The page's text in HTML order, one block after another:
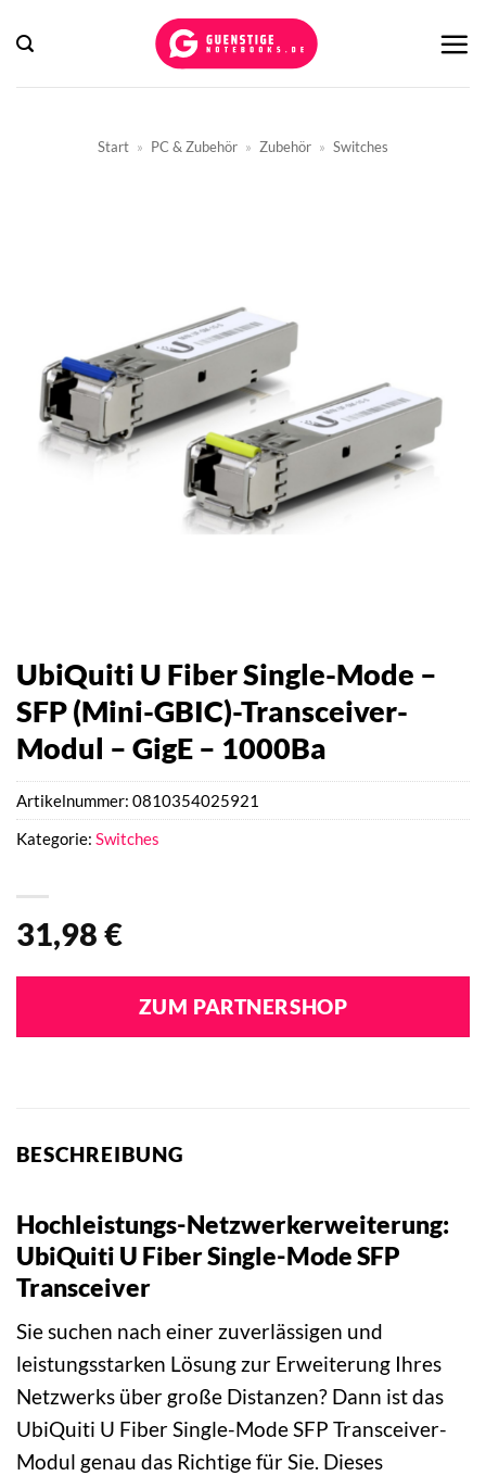
Inhalt
Start » PC & Zubehör » Zubehör » Switches
UbiQuiti U Fiber Single-Mode –
SFP (Mini-GBIC)-Transceiver-
Modul – GigE – 1000Ba
31,98 €
ZUM PARTNERSHOP
Artikelnummer: 0810354025921
Kategorie: Switches
BESCHREIBUNG
Hochleistungs-Netzwerkerweiterung:
UbiQuiti U Fiber Single-Mode SFP
Transceiver
Sie suchen nach einer zuverlässigen und
leistungsstarken Lösung zur Erweiterung Ihres
Netzwerks über große Distanzen? Dann ist das
UbiQuiti U Fiber Single-Mode SFP Transceiver-
Modul genau das Richtige für Sie. Dieses